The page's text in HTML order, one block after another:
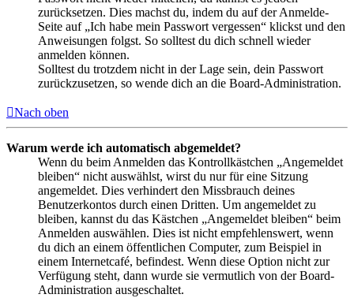
zurücksetzen. Dies machst du, indem du auf der Anmelde-
Seite auf „Ich habe mein Passwort vergessen“ klickst und den
Anweisungen folgst. So solltest du dich schnell wieder
anmelden können.
Solltest du trotzdem nicht in der Lage sein, dein Passwort
zurückzusetzen, so wende dich an die Board-Administration.
Nach oben
Warum werde ich automatisch abgemeldet?
Wenn du beim Anmelden das Kontrollkästchen „Angemeldet
bleiben“ nicht auswählst, wirst du nur für eine Sitzung
angemeldet. Dies verhindert den Missbrauch deines
Benutzerkontos durch einen Dritten. Um angemeldet zu
bleiben, kannst du das Kästchen „Angemeldet bleiben“ beim
Anmelden auswählen. Dies ist nicht empfehlenswert, wenn
du dich an einem öffentlichen Computer, zum Beispiel in
einem Internetcafé, befindest. Wenn diese Option nicht zur
Verfügung steht, dann wurde sie vermutlich von der Board-
Administration ausgeschaltet.